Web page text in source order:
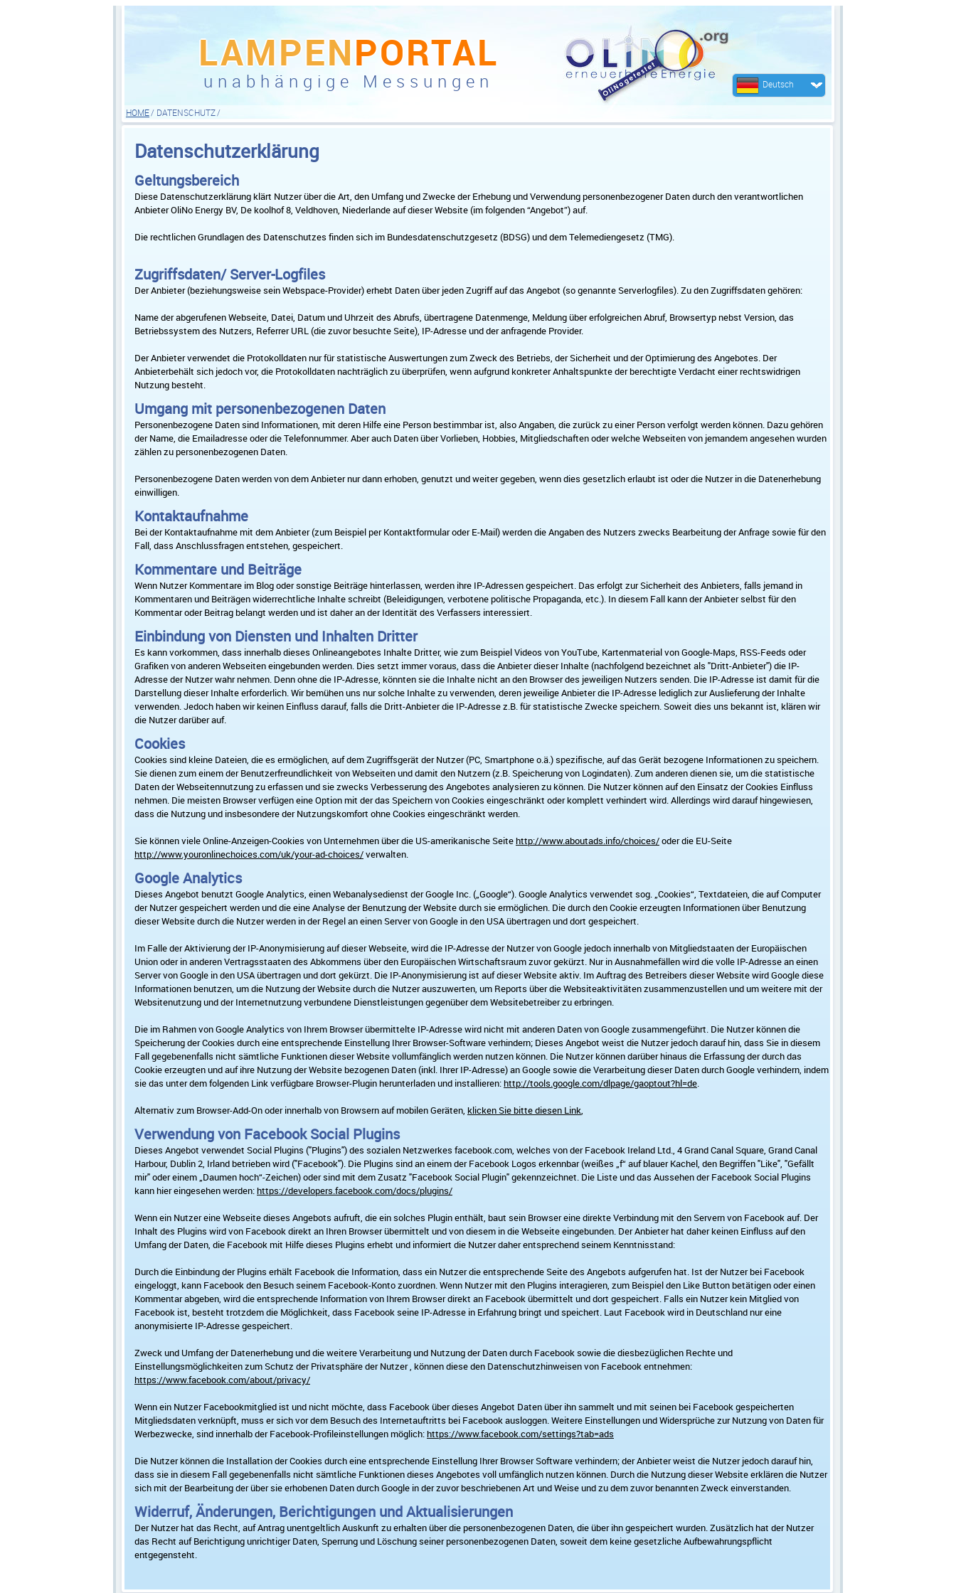
LAMPENPORTAL
unabhängige Messungen Deutsch
HOME DATENSCHUTZ
Datenschutzerklärung
Geltungsbereich
Diese Datenschutzerklärung klärt Nutzer über die Art, den Umfang und Zwecke der Erhebung und Verwendung personenbezogener Daten durch den verantwortlichen
Anbieter OliNo Energy BV, De koolhof 8, Veldhoven, Niederlande auf dieser Website (im folgenden “Angebot”) auf.
Die rechtlichen Grundlagen des Datenschutzes finden sich im Bundesdatenschutzgesetz (BDSG) und dem Telemediengesetz (TMG).
Zugriffsdaten/ Server-Logfiles
Der Anbieter (beziehungsweise sein Webspace-Provider) erhebt Daten über jeden Zugriff auf das Angebot (so genannte Serverlogfiles). Zu den Zugriffsdaten gehören:
Name der abgerufenen Webseite, Datei, Datum und Uhrzeit des Abrufs, übertragene Datenmenge, Meldung über erfolgreichen Abruf, Browsertyp nebst Version, das
Betriebssystem des Nutzers, Referrer URL (die zuvor besuchte Seite), IP-Adresse und der anfragende Provider.
Der Anbieter verwendet die Protokolldaten nur für statistische Auswertungen zum Zweck des Betriebs, der Sicherheit und der Optimierung des Angebotes. Der
Anbieterbehält sich jedoch vor, die Protokolldaten nachträglich zu überprüfen, wenn aufgrund konkreter Anhaltspunkte der berechtigte Verdacht einer rechtswidrigen
Nutzung besteht.
Umgang mit personenbezogenen Daten
Personenbezogene Daten sind Informationen, mit deren Hilfe eine Person bestimmbar ist, also Angaben, die zurück zu einer Person verfolgt werden können. Dazu gehören
der Name, die Emailadresse oder die Telefonnummer. Aber auch Daten über Vorlieben, Hobbies, Mitgliedschaften oder welche Webseiten von jemandem angesehen wurden
zählen zu personenbezogenen Daten.
Personenbezogene Daten werden von dem Anbieter nur dann erhoben, genutzt und weiter gegeben, wenn dies gesetzlich erlaubt ist oder die Nutzer in die Datenerhebung
einwilligen.
Kontaktaufnahme
Bei der Kontaktaufnahme mit dem Anbieter (zum Beispiel per Kontaktformular oder E-Mail) werden die Angaben des Nutzers zwecks Bearbeitung der Anfrage sowie für den
Fall, dass Anschlussfragen entstehen, gespeichert.
Kommentare und Beiträge
Wenn Nutzer Kommentare im Blog oder sonstige Beiträge hinterlassen, werden ihre IP-Adressen gespeichert. Das erfolgt zur Sicherheit des Anbieters, falls jemand in
Kommentaren und Beiträgen widerrechtliche Inhalte schreibt (Beleidigungen, verbotene politische Propaganda, etc.). In diesem Fall kann der Anbieter selbst für den
Kommentar oder Beitrag belangt werden und ist daher an der Identität des Verfassers interessiert.
Einbindung von Diensten und Inhalten Dritter
Es kann vorkommen, dass innerhalb dieses Onlineangebotes Inhalte Dritter, wie zum Beispiel Videos von YouTube, Kartenmaterial von Google-Maps, RSS-Feeds oder
Grafiken von anderen Webseiten eingebunden werden. Dies setzt immer voraus, dass die Anbieter dieser Inhalte (nachfolgend bezeichnet als "Dritt-Anbieter") die IP-
Adresse der Nutzer wahr nehmen. Denn ohne die IP-Adresse, könnten sie die Inhalte nicht an den Browser des jeweiligen Nutzers senden. Die IP-Adresse ist damit für die
Darstellung dieser Inhalte erforderlich. Wir bemühen uns nur solche Inhalte zu verwenden, deren jeweilige Anbieter die IP-Adresse lediglich zur Auslieferung der Inhalte
verwenden. Jedoch haben wir keinen Einfluss darauf, falls die Dritt-Anbieter die IP-Adresse z.B. für statistische Zwecke speichern. Soweit dies uns bekannt ist, klären wir
die Nutzer darüber auf.
Cookies
Cookies sind kleine Dateien, die es ermöglichen, auf dem Zugriffsgerät der Nutzer (PC, Smartphone o.ä.) spezifische, auf das Gerät bezogene Informationen zu speichern.
Sie dienen zum einem der Benutzerfreundlichkeit von Webseiten und damit den Nutzern (z.B. Speicherung von Logindaten). Zum anderen dienen sie, um die statistische
Daten der Webseitennutzung zu erfassen und sie zwecks Verbesserung des Angebotes analysieren zu können. Die Nutzer können auf den Einsatz der Cookies Einfluss
nehmen. Die meisten Browser verfügen eine Option mit der das Speichern von Cookies eingeschränkt oder komplett verhindert wird. Allerdings wird darauf hingewiesen,
dass die Nutzung und insbesondere der Nutzungskomfort ohne Cookies eingeschränkt werden.
Sie können viele Online-Anzeigen-Cookies von Unternehmen über die US-amerikanische Seitehttp://www.aboutads.info/choices/oder die EU-Seite
http://www.youronlinechoices.com/uk/your-ad-choices/verwalten.
Google Analytics
Dieses Angebot benutzt Google Analytics, einen Webanalysedienst der Google Inc. („Google“). Google Analytics verwendet sog. „Cookies“, Textdateien, die auf Computer
der Nutzer gespeichert werden und die eine Analyse der Benutzung der Website durch sie ermöglichen. Die durch den Cookie erzeugten Informationen über Benutzung
dieser Website durch die Nutzer werden in der Regel an einen Server von Google in den USA übertragen und dort gespeichert.
Im Falle der Aktivierung der IP-Anonymisierung auf dieser Webseite, wird die IP-Adresse der Nutzer von Google jedoch innerhalb von Mitgliedstaaten der Europäischen
Union oder in anderen Vertragsstaaten des Abkommens über den Europäischen Wirtschaftsraum zuvor gekürzt. Nur in Ausnahmefällen wird die volle IP-Adresse an einen
Server von Google in den USA übertragen und dort gekürzt. Die IP-Anonymisierung ist auf dieser Website aktiv. Im Auftrag des Betreibers dieser Website wird Google diese
Informationen benutzen, um die Nutzung der Website durch die Nutzer auszuwerten, um Reports über die Websiteaktivitäten zusammenzustellen und um weitere mit der
Websitenutzung und der Internetnutzung verbundene Dienstleistungen gegenüber dem Websitebetreiber zu erbringen.
Die im Rahmen von Google Analytics von Ihrem Browser übermittelte IP-Adresse wird nicht mit anderen Daten von Google zusammengeführt. Die Nutzer können die
Speicherung der Cookies durch eine entsprechende Einstellung Ihrer Browser-Software verhindern; Dieses Angebot weist die Nutzer jedoch darauf hin, dass Sie in diesem
Fall gegebenenfalls nicht sämtliche Funktionen dieser Website vollumfänglich werden nutzen können. Die Nutzer können darüber hinaus die Erfassung der durch das
Cookie erzeugten und auf ihre Nutzung der Website bezogenen Daten (inkl. Ihrer IP-Adresse) an Google sowie die Verarbeitung dieser Daten durch Google verhindern, indem
sie das unter dem folgenden Link verfügbare Browser-Plugin herunterladen und installieren:http://tools.google.com/dlpage/gaoptout?hl=de.
Alternativ zum Browser-Add-On oder innerhalb von Browsern auf mobilen Geräten, klicken Sie bitte diesen Link,
Verwendung von Facebook Social Plugins
Dieses Angebot verwendet Social Plugins ("Plugins") des sozialen Netzwerkes facebook.com, welches von der Facebook Ireland Ltd., 4 Grand Canal Square, Grand Canal
Harbour, Dublin 2, Irland betrieben wird ("Facebook"). Die Plugins sind an einem der Facebook Logos erkennbar (weißes „f“ auf blauer Kachel, den Begriffen "Like", "Gefällt
mir" oder einem „Daumen hoch“-Zeichen) oder sind mit dem Zusatz "Facebook Social Plugin" gekennzeichnet. Die Liste und das Aussehen der Facebook Social Plugins
kann hier eingesehen werden:https://developers.facebook.com/docs/plugins/
Wenn ein Nutzer eine Webseite dieses Angebots aufruft, die ein solches Plugin enthält, baut sein Browser eine direkte Verbindung mit den Servern von Facebook auf. Der
Inhalt des Plugins wird von Facebook direkt an Ihren Browser übermittelt und von diesem in die Webseite eingebunden. Der Anbieter hat daher keinen Einfluss auf den
Umfang der Daten, die Facebook mit Hilfe dieses Plugins erhebt und informiert die Nutzer daher entsprechend seinem Kenntnisstand:
Durch die Einbindung der Plugins erhält Facebook die Information, dass ein Nutzer die entsprechende Seite des Angebots aufgerufen hat. Ist der Nutzer bei Facebook
eingeloggt, kann Facebook den Besuch seinem Facebook-Konto zuordnen. Wenn Nutzer mit den Plugins interagieren, zum Beispiel den Like Button betätigen oder einen
Kommentar abgeben, wird die entsprechende Information von Ihrem Browser direkt an Facebook übermittelt und dort gespeichert. Falls ein Nutzer kein Mitglied von
Facebook ist, besteht trotzdem die Möglichkeit, dass Facebook seine IP-Adresse in Erfahrung bringt und speichert. Laut Facebook wird in Deutschland nur eine
anonymisierte IP-Adresse gespeichert.
Zweck und Umfang der Datenerhebung und die weitere Verarbeitung und Nutzung der Daten durch Facebook sowie die diesbezüglichen Rechte und
Einstellungsmöglichkeiten zum Schutz der Privatsphäre der Nutzer , können diese den Datenschutzhinweisen von Facebook entnehmen:
https://www.facebook.com/about/privacy/
Wenn ein Nutzer Facebookmitglied ist und nicht möchte, dass Facebook über dieses Angebot Daten über ihn sammelt und mit seinen bei Facebook gespeicherten
Mitgliedsdaten verknüpft, muss er sich vor dem Besuch des Internetauftritts bei Facebook ausloggen. Weitere Einstellungen und Widersprüche zur Nutzung von Daten für
Werbezwecke, sind innerhalb der Facebook-Profileinstellungen möglich:https://www.facebook.com/settings?tab=ads
Die Nutzer können die Installation der Cookies durch eine entsprechende Einstellung Ihrer Browser Software verhindern; der Anbieter weist die Nutzer jedoch darauf hin,
dass sie in diesem Fall gegebenenfalls nicht sämtliche Funktionen dieses Angebotes voll umfänglich nutzen können. Durch die Nutzung dieser Website erklären die Nutzer
sich mit der Bearbeitung der über sie erhobenen Daten durch Google in der zuvor beschriebenen Art und Weise und zu dem zuvor benannten Zweck einverstanden.
Widerruf, Änderungen, Berichtigungen und Aktualisierungen
Der Nutzer hat das Recht, auf Antrag unentgeltlich Auskunft zu erhalten über die personenbezogenen Daten, die über ihn gespeichert wurden. Zusätzlich hat der Nutzer
das Recht auf Berichtigung unrichtiger Daten, Sperrung und Löschung seiner personenbezogenen Daten, soweit dem keine gesetzliche Aufbewahrungspflicht
entgegensteht.